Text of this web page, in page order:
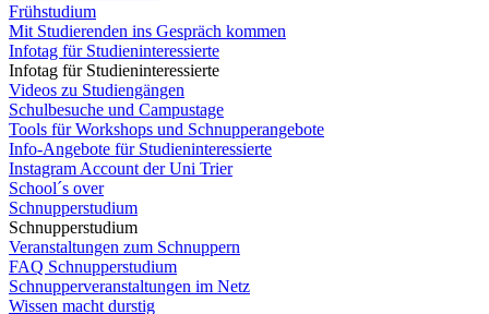
Frühstudium
Mit Studierenden ins Gespräch kommen
Infotag für Studieninteressierte
Infotag für Studieninteressierte
Videos zu Studiengängen
Schulbesuche und Campustage
Tools für Workshops und Schnupperangebote
Info-Angebote für Studieninteressierte
Instagram Account der Uni Trier
School´s over
Schnupperstudium
Schnupperstudium
Veranstaltungen zum Schnuppern
FAQ Schnupperstudium
Schnupperveranstaltungen im Netz
Wissen macht durstig